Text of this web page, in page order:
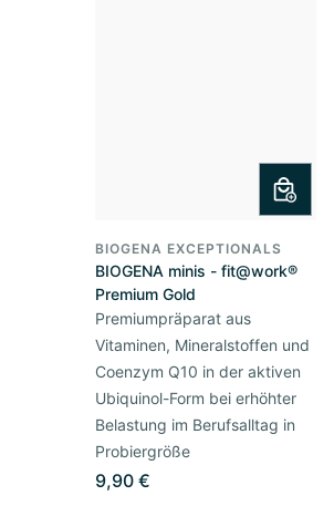
BIOGENA EXCEPTIONALS
BIOGENA minis - fit@work®
Premium Gold
Premiumpräparat aus
Vitaminen, Mineralstoffen und
Coenzym Q10 in der aktiven
Ubiquinol-Form bei erhöhter
Belastung im Berufsalltag in
Probiergröße
9,90 €